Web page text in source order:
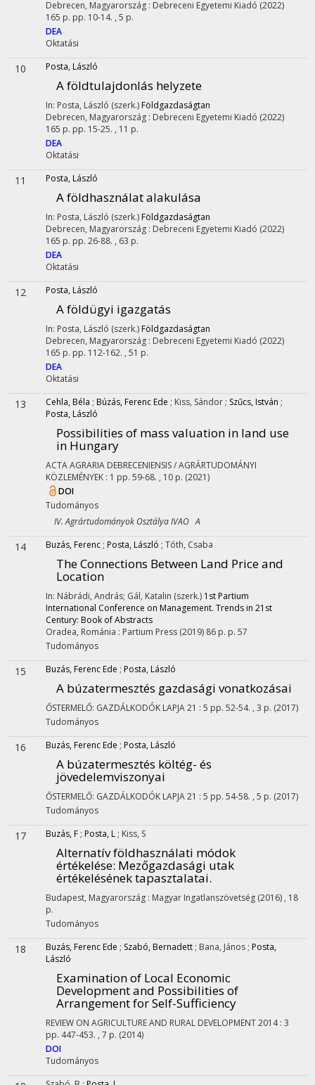
Debrecen, Magyarország : Debreceni Egyetemi Kiadó (2022)
165 p. pp. 10-14. , 5 p.
DEA
Oktatási
10 Posta, László
A földtulajdonlás helyzete
In: Posta, László (szerk.) Földgazdaságtan
Debrecen, Magyarország : Debreceni Egyetemi Kiadó (2022)
165 p. pp. 15-25. , 11 p.
DEA
Oktatási
11 Posta, László
A földhasználat alakulása
In: Posta, László (szerk.) Földgazdaságtan
Debrecen, Magyarország : Debreceni Egyetemi Kiadó (2022)
165 p. pp. 26-88. , 63 p.
DEA
Oktatási
12 Posta, László
A földügyi igazgatás
In: Posta, László (szerk.) Földgazdaságtan
Debrecen, Magyarország : Debreceni Egyetemi Kiadó (2022)
165 p. pp. 112-162. , 51 p.
DEA
Oktatási
13 Cehla, Béla ; Búzás, Ferenc Ede ; Kiss, Sándor ; Szűcs, István ;
Posta, László
Possibilities of mass valuation in land use
in Hungary
ACTA AGRARIA DEBRECENIENSIS / AGRÁRTUDOMÁNYI
KÖZLEMÉNYEK : 1 pp. 59-68. , 10 p. (2021)
DOI
Tudományos
IV. Agrártudományok Osztálya IVAO A
14 Buzás, Ferenc ; Posta, László ; Tóth, Csaba
The Connections Between Land Price and
Location
In: Nábrádi, András; Gál, Katalin (szerk.) 1st Partium
International Conference on Management. Trends in 21st
Century: Book of Abstracts
Oradea, Románia : Partium Press (2019) 86 p. p. 57
Tudományos
15 Buzás, Ferenc Ede ; Posta, László
A búzatermesztés gazdasági vonatkozásai
ŐSTERMELŐ: GAZDÁLKODÓK LAPJA21 : 5 pp. 52-54. , 3 p. (2017)
Tudományos
16 Buzás, Ferenc Ede ; Posta, László
A búzatermesztés költég- és
jövedelemviszonyai
ŐSTERMELŐ: GAZDÁLKODÓK LAPJA21 : 5 pp. 54-58. , 5 p. (2017)
Tudományos
17 Buzás, F ; Posta, L ; Kiss, S
Alternatív földhasználati módok
értékelése: Mezőgazdasági utak
értékelésének tapasztalatai.
Budapest, Magyarország : Magyar Ingatlanszövetség (2016) , 18
p.
Tudományos
18 Buzás, Ferenc Ede ; Szabó, Bernadett ; Bana, János ; Posta,
László
Examination of Local Economic
Development and Possibilities of
Arrangement for Self-Sufficiency
REVIEW ON AGRICULTURE AND RURAL DEVELOPMENT2014: 3
pp. 447-453. , 7 p. (2014)
DOI
Tudományos